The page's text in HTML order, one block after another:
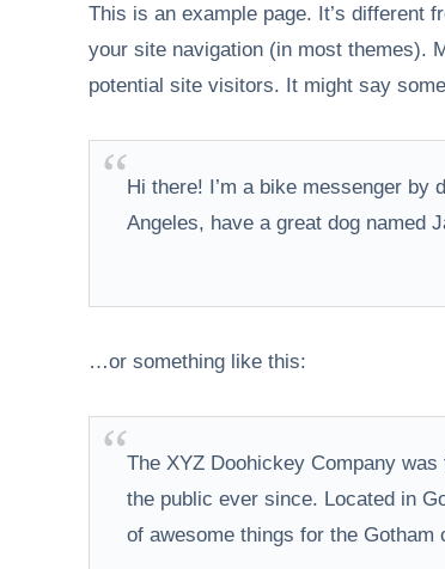
This is an example page. It’s different
your site navigation (in most themes).
potential site visitors. It might say
Hi there! I’m a bike messenger
Angeles, have a great dog named
…or something like this:
The XYZ Doohickey Company
the public ever since. Located in
of awesome things for the Gotham